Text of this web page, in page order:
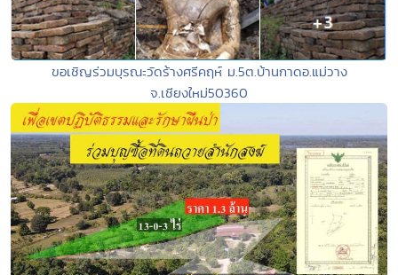
ขอเชิญร่วมบุรณะวัดร้างศรีคฤห์ ม.5ต.บ้านกาดอ.แม่วาง
จ.เชียงใหม่50360